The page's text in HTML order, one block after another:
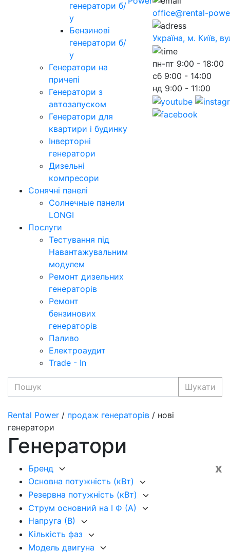
генератори б/
у
Бензинові
генератори б/
у
Генератори на
причепі
Генератори з
автозапуском
Генератори для
квартири і будинку
Інверторні
генератори
Дизельні
компресори
Сонячні панелі
Солнечные панели
LONGI
Послуги
Тестування під
Навантажувальним
модулем
Ремонт дизельних
генераторів
Ремонт
бензинових
генераторів
Паливо
Електроаудит
Trade - In
office@rental-
Україна, м. Київ,
пн-пт 9:00 - 18:00
сб 9:00 - 14:00
нд 9:00 - 11:00
Шукати
Rental Power / продаж генераторів / нові
генератори
Генератори
x
Бренд
Основна потужність (кВт)
Резервна потужність (кВт)
Струм основний на I Ф (А)
Напруга (В)
Кількість фаз
Модель двигуна